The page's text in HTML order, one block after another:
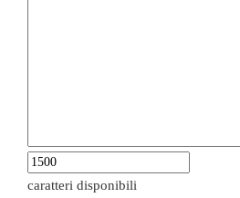
caratteri disponibili